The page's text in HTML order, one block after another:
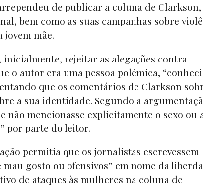
de publicar a coluna de Clarkson,
bem como as suas campanhas sobre
mãe.
inicialmente, rejeitar as alegações contra
o autor era uma pessoa polémica,
que os comentários de Clarkson
a sua identidade. Segundo a
mencionasse explicitamente o sexo ou a
por parte do leitor.
permitia que os jornalistas escrevessem
gosto ou ofensivos” em nome da
de ataques às mulheres na coluna de